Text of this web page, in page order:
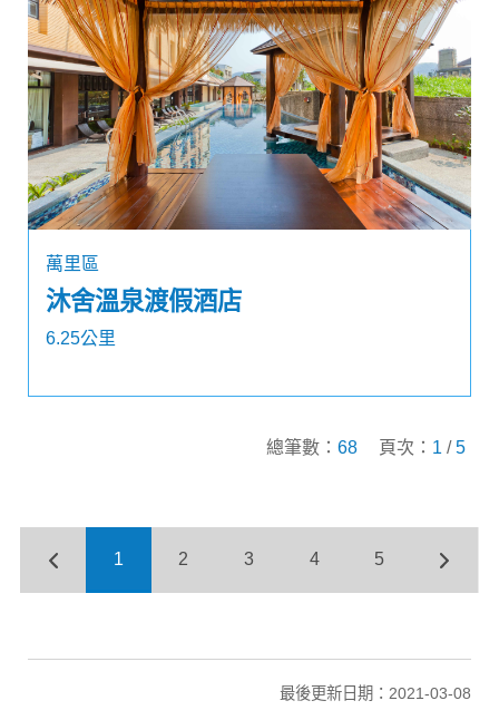
萬里區
沐舍溫泉渡假酒店
6.25公里
總筆數： 68 頁次： 1 /5
1 2 3 4 5
最後更新日期：2021-03-08